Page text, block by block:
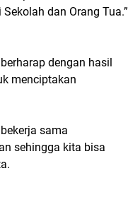
dan Orang Tua.”
dengan hasil
menciptakan
sama
sehingga kita bisa